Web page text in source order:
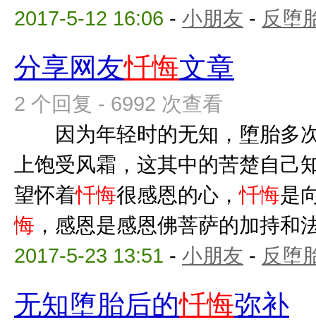
2017-5-12 16:06 - 小朋友 - 反堕
分享网友忏悔文章
2 个回复 - 6992 次查看
因为年轻时的无知，堕胎多
上饱受风霜，这其中的苦楚自己
望怀着忏悔很感恩的心，忏悔是
悔 ，感恩是感恩佛菩萨的加持和
2017-5-23 13:51 - 小朋友 - 反堕
无知堕胎后的忏悔弥补